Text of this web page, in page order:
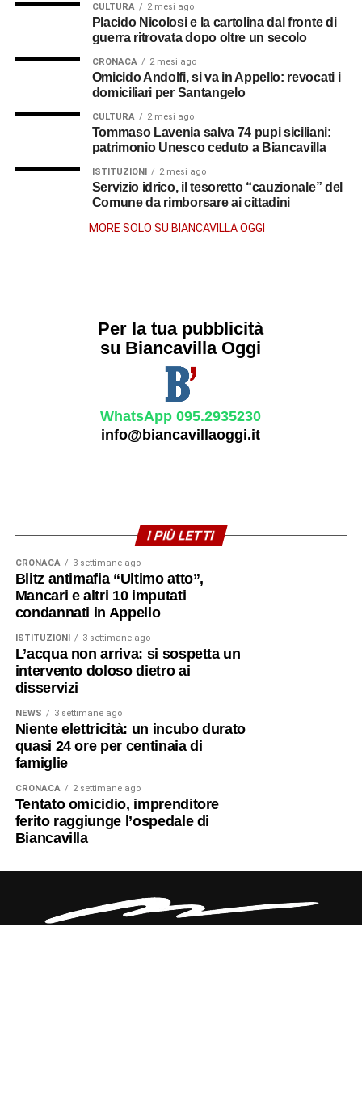
CULTURA 2 mesi ago
Placido Nicolosi e la cartolina dal fronte di
guerra ritrovata dopo oltre un secolo
CRONACA 2 mesi ago
Omicido Andolfi, si va in Appello: revocati i
domiciliari per Santangelo
CULTURA 2 mesi ago
Tommaso Lavenia salva 74 pupi siciliani:
patrimonio Unesco ceduto a Biancavilla
ISTITUZIONI 2 mesi ago
Servizio idrico, il tesoretto “cauzionale” del
Comune da rimborsare ai cittadini
MORE SOLO SU BIANCAVILLA OGGI
Per la tua pubblicità
su Biancavilla Oggi
WhatsApp 095.2935230
info@biancavillaoggi.it
I PIÙ LETTI
CRONACA 3 settimane ago
Blitz antimafia “Ultimo atto”,
Mancari e altri 10 imputati
condannati in Appello
ISTITUZIONI 3 settimane ago
L’acqua non arriva: si sospetta un
intervento doloso dietro ai
disservizi
NEWS 3 settimane ago
Niente elettricità: un incubo durato
quasi 24 ore per centinaia di
famiglie
CRONACA 2 settimane ago
Tentato omicidio, imprenditore
ferito raggiunge l’ospedale di
Biancavilla